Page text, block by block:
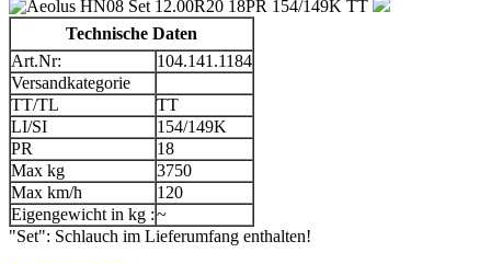
Technische Daten
Art.Nr:
104.141.1184
Versandkategorie
TT/TL
TT
LI/SI
154/149K
PR
18
Max kg
3750
Max km/h
120
Eigengewicht in kg :~
"Set": Schlauch im Lieferumfang enthalten!